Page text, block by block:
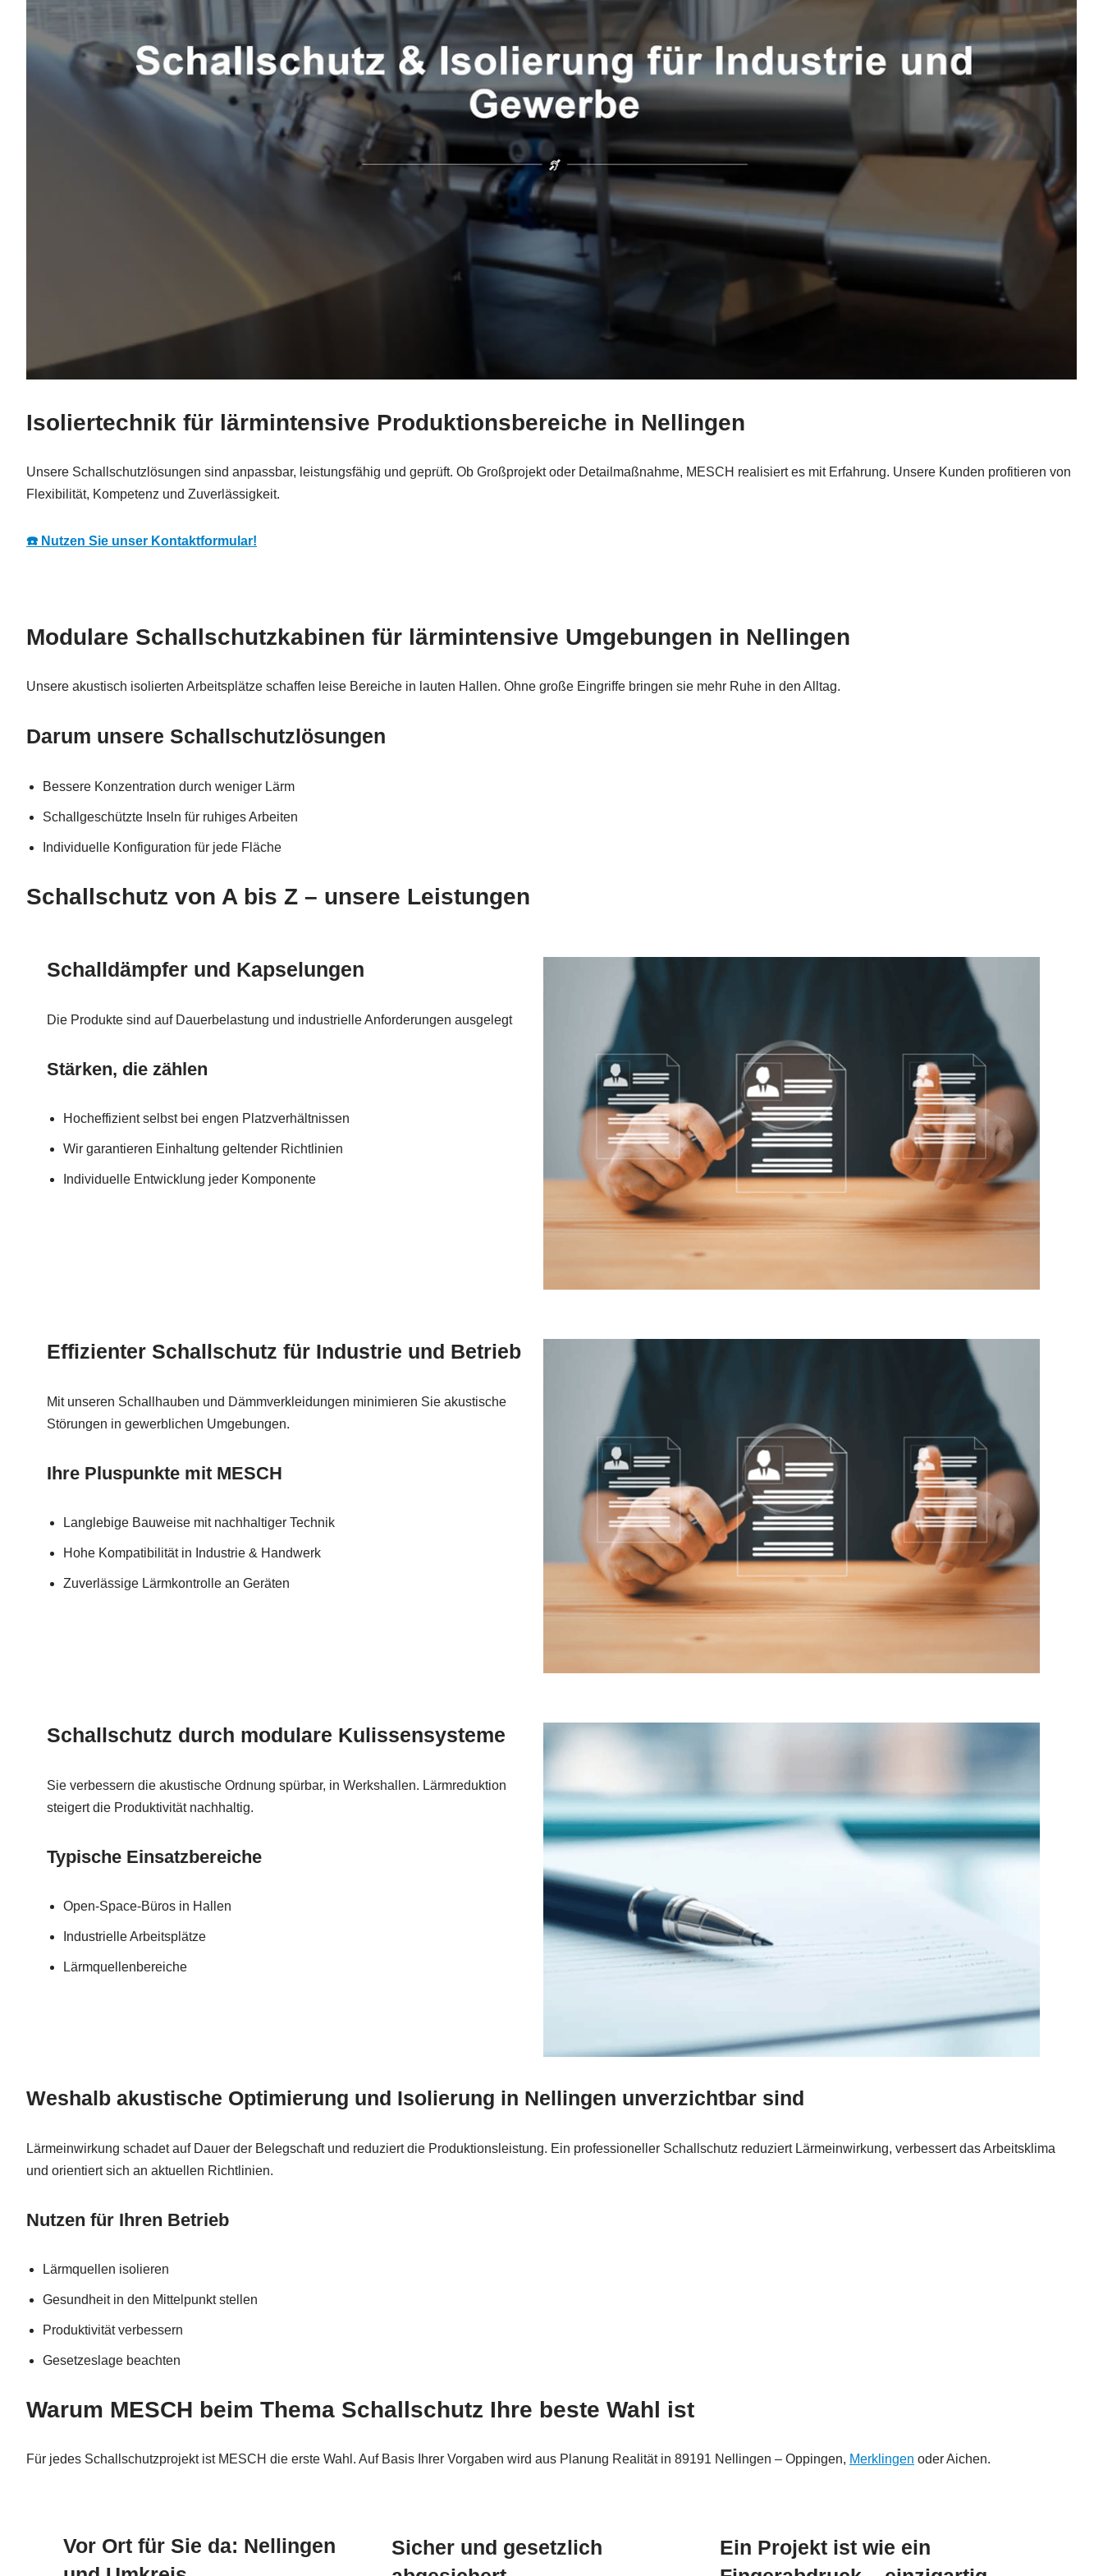
Isoliertechnik für lärmintensive Produktionsbereiche in Nellingen
Unsere Schallschutzlösungen sind anpassbar, leistungsfähig und geprüft. Ob Großprojekt oder Detailmaßnahme, MESCH realisiert es mit Erfahrung. Unsere Kunden profitieren von
Flexibilität, Kompetenz und Zuverlässigkeit.
☎️ Nutzen Sie unser Kontaktformular!
Modulare Schallschutzkabinen für lärmintensive Umgebungen in Nellingen
Unsere akustisch isolierten Arbeitsplätze schaffen leise Bereiche in lauten Hallen. Ohne große Eingriffe bringen sie mehr Ruhe in den Alltag.
Darum unsere Schallschutzlösungen
Bessere Konzentration durch weniger Lärm
Schallgeschützte Inseln für ruhiges Arbeiten
Individuelle Konfiguration für jede Fläche
Schallschutz von A bis Z – unsere Leistungen
Schalldämpfer und Kapselungen
Die Produkte sind auf Dauerbelastung und industrielle Anforderungen ausgelegt
Stärken, die zählen
Hocheffizient selbst bei engen Platzverhältnissen
Wir garantieren Einhaltung geltender Richtlinien
Individuelle Entwicklung jeder Komponente
Effizienter Schallschutz für Industrie und Betrieb
Mit unseren Schallhauben und Dämmverkleidungen minimieren Sie akustische
Störungen in gewerblichen Umgebungen.
Ihre Pluspunkte mit MESCH
Langlebige Bauweise mit nachhaltiger Technik
Hohe Kompatibilität in Industrie & Handwerk
Zuverlässige Lärmkontrolle an Geräten
Schallschutz durch modulare Kulissensysteme
Sie verbessern die akustische Ordnung spürbar, in Werkshallen. Lärmreduktion
steigert die Produktivität nachhaltig.
Typische Einsatzbereiche
Open-Space-Büros in Hallen
Industrielle Arbeitsplätze
Lärmquellenbereiche
Weshalb akustische Optimierung und Isolierung in Nellingen unverzichtbar sind
Lärmeinwirkung schadet auf Dauer der Belegschaft und reduziert die Produktionsleistung. Ein professioneller Schallschutz reduziert Lärmeinwirkung, verbessert das Arbeitsklima
und orientiert sich an aktuellen Richtlinien.
Nutzen für Ihren Betrieb
Lärmquellen isolieren
Gesundheit in den Mittelpunkt stellen
Produktivität verbessern
Gesetzeslage beachten
Warum MESCH beim Thema Schallschutz Ihre beste Wahl ist
Für jedes Schallschutzprojekt ist MESCH die erste Wahl. Auf Basis Ihrer Vorgaben wird aus Planung Realität in 89191 Nellingen – Oppingen, Merklingen oder Aichen.
Vor Ort für Sie da: Nellingen
Sicher und gesetzlich
Ein Projekt ist wie ein